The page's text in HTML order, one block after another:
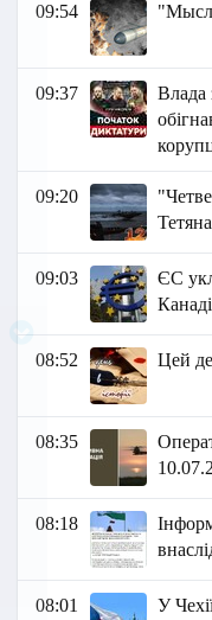
09:54
09:37
Влада
09:20
09:03
ЄС
08:52 Цей
08:35
08:18
08:01
У